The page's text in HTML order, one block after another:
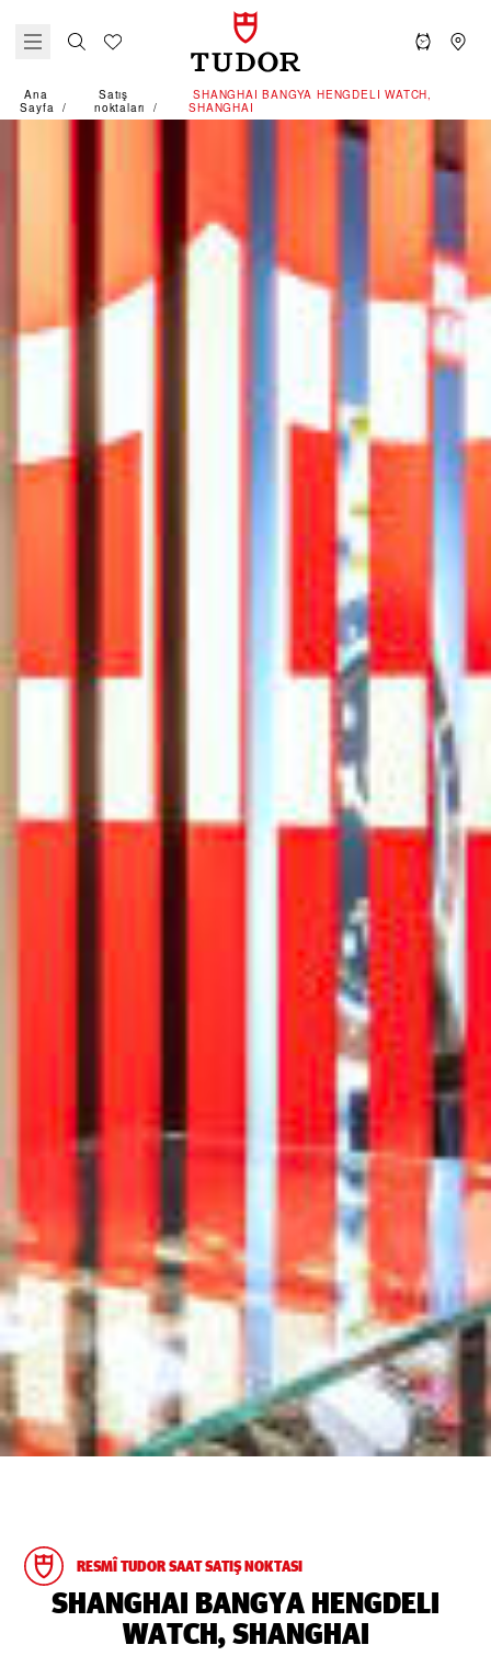
Ana
Sayfa
Satış
noktaları
‭SHANGHAI BANGYA HENGDELI WATCH,
SHANGHAI‬
RESMÎ TUDOR SAAT SATIŞ NOKTASI
‭SHANGHAI BANGYA HENGDELI
WATCH, SHANGHAI‬